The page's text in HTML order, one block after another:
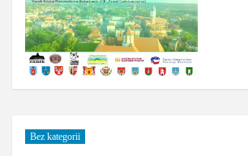
Bez kategorii